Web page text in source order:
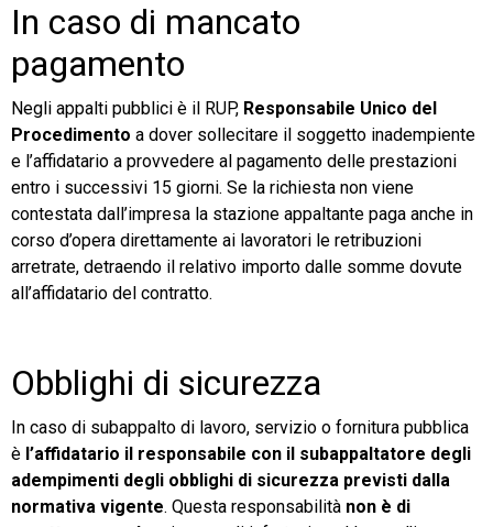
In caso di mancato
pagamento
Negli appalti pubblici è il RUP, Responsabile Unico del
Procedimento a dover sollecitare il soggetto inadempiente
e l’affidatario a provvedere al pagamento delle prestazioni
entro i successivi 15 giorni. Se la richiesta non viene
contestata dall’impresa la stazione appaltante paga anche in
corso d’opera direttamente ai lavoratori le retribuzioni
arretrate, detraendo il relativo importo dalle somme dovute
all’affidatario del contratto.
Obblighi di sicurezza
In caso di subappalto di lavoro, servizio o fornitura pubblica
è l’affidatario il responsabile con il subappaltatore degli
adempimenti degli obblighi di sicurezza previsti dalla
normativa vigente. Questa responsabilità non è di